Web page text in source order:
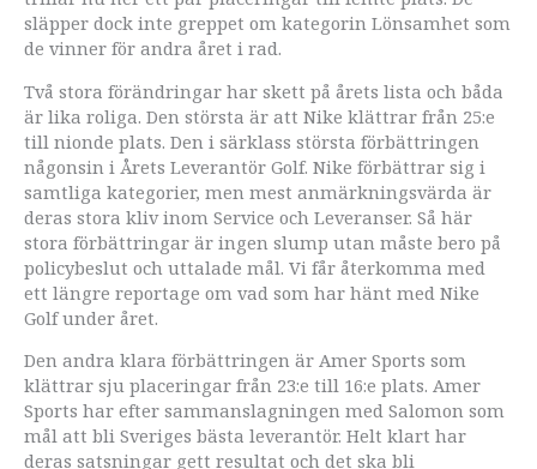
släpper dock inte greppet om kategorin Lönsamhet som
de vinner för andra året i rad.
Två stora förändringar har skett på årets lista och båda
är lika roliga. Den största är att Nike klättrar från 25:e
till nionde plats. Den i särklass största förbättringen
någonsin i Årets Leverantör Golf. Nike förbättrar sig i
samtliga kategorier, men mest anmärkningsvärda är
deras stora kliv inom Service och Leveranser. Så här
stora förbättringar är ingen slump utan måste bero på
policybeslut och uttalade mål. Vi får återkomma med
ett längre reportage om vad som har hänt med Nike
Golf under året.
Den andra klara förbättringen är Amer Sports som
klättrar sju placeringar från 23:e till 16:e plats. Amer
Sports har efter sammanslagningen med Salomon som
mål att bli Sveriges bästa leverantör. Helt klart har
deras satsningar gett resultat och det ska bli